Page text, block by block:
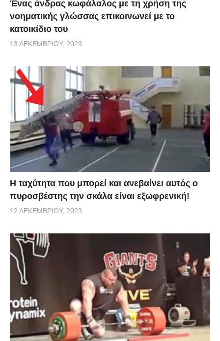
Ένας άνδρας κωφάλαλος με τη χρήση της
νοηματικής γλώσσας επικοινωνεί με το
κατοικίδιο του
13 ΔΕΚΕΜΒΡΊΟΥ, 2023
Η ταχύτητα που μπορεί και ανεβαίνει αυτός ο
πυροσβέστης την σκάλα είναι εξωφρενική!
12 ΔΕΚΕΜΒΡΊΟΥ, 2023